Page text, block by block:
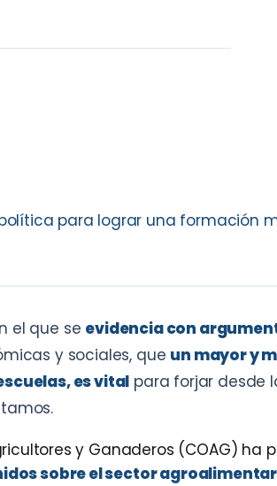
para lograr una formación
el que se evidencia con
y sociales, que un mayor y
s, es vital para forjar desde
y Ganaderos (COAG)
sobre el sector